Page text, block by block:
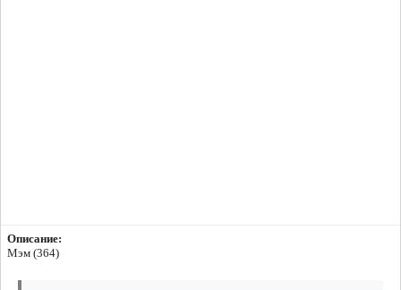
Описание:
Мэм (364)